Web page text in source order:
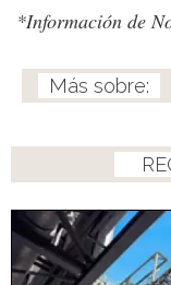
*Información de